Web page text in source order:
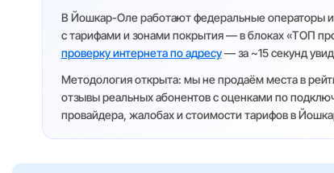
В Йошкар-Оле работают федеральные операторы
с тарифами и зонами покрытия — в блоках «ТОП
проверку интернета по адресу— за ~15 секунд
Методология открыта: мы не продаём места в
отзывы реальных абонентов с оценками по
провайдера, жалобах и стоимости тарифов в